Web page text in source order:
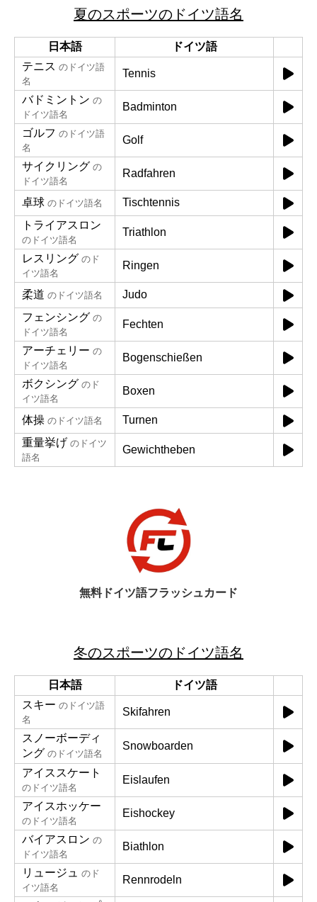
夏のスポーツのドイツ語名
日本語
ドイツ語
テニス のドイツ語
名
Tennis
バドミントン の
ドイツ語名
Badminton
ゴルフ のドイツ語
名
Golf
サイクリング の
ドイツ語名
Radfahren
卓球 のドイツ語名
Tischtennis
トライアスロン
のドイツ語名
Triathlon
レスリング のド
イツ語名
Ringen
柔道 のドイツ語名
Judo
フェンシング の
ドイツ語名
Fechten
アーチェリー の
ドイツ語名
Bogenschießen
ボクシング のド
イツ語名
Boxen
体操 のドイツ語名
Turnen
重量挙げ のドイツ
語名
Gewichtheben
無料ドイツ語フラッシュカード
冬のスポーツのドイツ語名
日本語
ドイツ語
スキー のドイツ語
名
Skifahren
スノーボーディ
ング のドイツ語名
Snowboarden
アイススケート
のドイツ語名
Eislaufen
アイスホッケー
のドイツ語名
Eishockey
バイアスロン の
ドイツ語名
Biathlon
リュージュ のド
イツ語名
Rennrodeln